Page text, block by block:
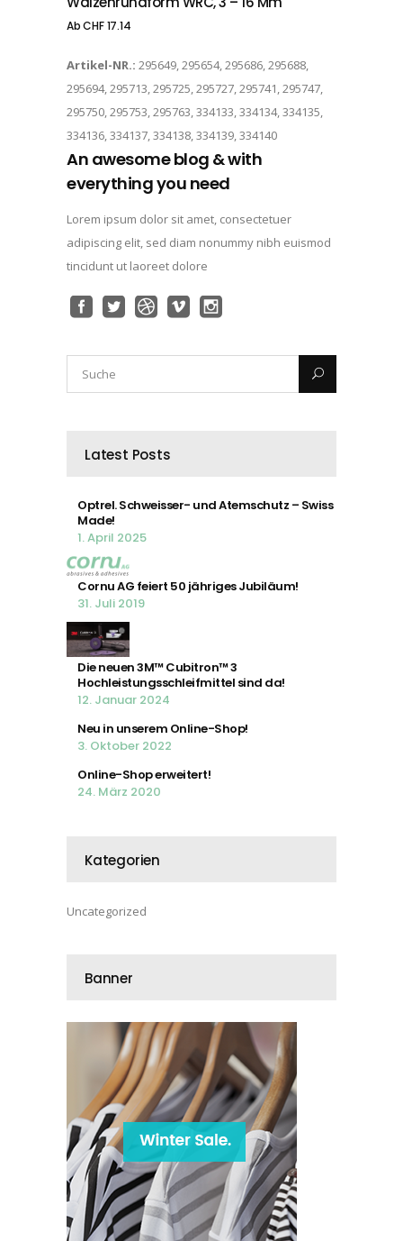
AbCHF17.14
Artikel-NR.: 295649, 295654, 295686, 295688,
295694, 295713, 295725, 295727, 295741, 295747,
295750, 295753, 295763, 334133, 334134, 334135,
334136, 334137, 334138, 334139, 334140
An awesome blog & with
everything you need
Lorem ipsum dolor sit amet, consectetuer
adipiscing elit, sed diam nonummy nibh euismod
tincidunt ut laoreet dolore
Latest Posts
Optrel. Schweisser- und Atemschutz – Swiss
Made!
1. April 2025
Cornu AG feiert 50 jähriges Jubiläum!
31. Juli 2019
Die neuen 3M™ Cubitron™ 3
Hochleistungsschleifmittel sind da!
12. Januar 2024
Neu in unserem Online-Shop!
3. Oktober 2022
Online-Shop erweitert!
24. März 2020
Kategorien
Uncategorized
Banner